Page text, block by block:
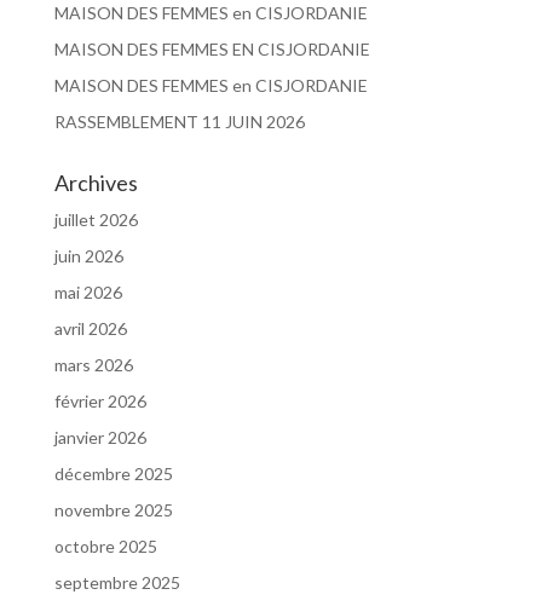
MAISON DES FEMMES en CISJORDANIE
MAISON DES FEMMES EN CISJORDANIE
MAISON DES FEMMES en CISJORDANIE
RASSEMBLEMENT 11 JUIN 2026
Archives
juillet 2026
juin 2026
mai 2026
avril 2026
mars 2026
février 2026
janvier 2026
décembre 2025
novembre 2025
octobre 2025
septembre 2025